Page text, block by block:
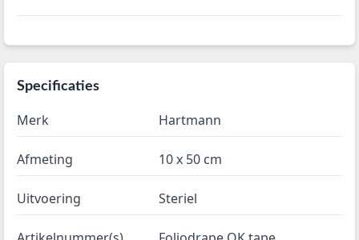
Specificaties
Merk Hartmann
Afmeting 10 x 50 cm
Uitvoering Steriel